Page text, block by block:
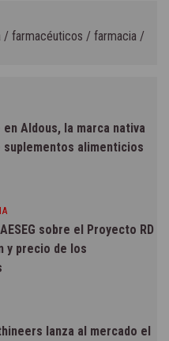
/ farmacéuticos / farmacia /
Aldous, la marca nativa
alimenticios
sobre el Proyecto RD
y precio de los
lanza al mercado el